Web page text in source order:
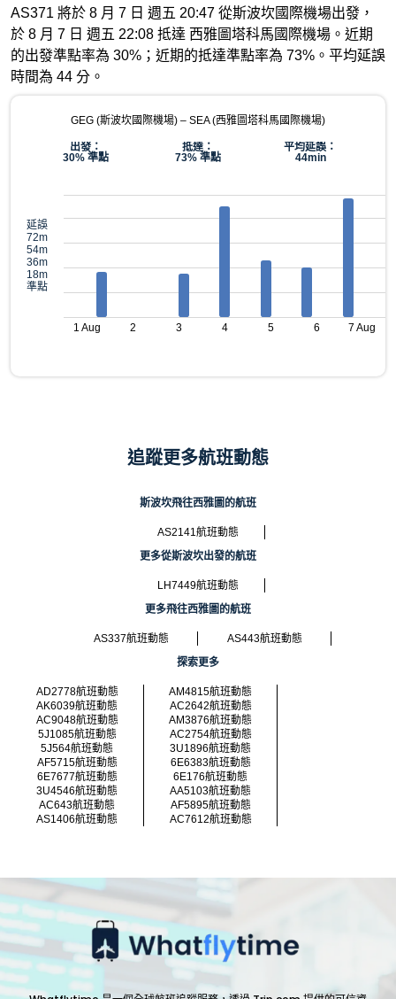
AS371 將於 8 月 7 日 週五 20:47 從斯波坎國際機場出發，
於 8 月 7 日 週五 22:08 抵達 西雅圖塔科馬國際機場。近期
的出發準點率為 30%；近期的抵達準點率為 73%。平均延誤
時間為 44 分。
GEG (斯波坎國際機場) – SEA (西雅圖塔科馬國際機場)
出發：
30% 準點
抵達：
73% 準點
平均延誤：
44min
延誤
72m
54m
36m
18m
準點
1 Aug 2 3 4 5 6 7 Aug
追蹤更多航班動態
斯波坎飛往西雅圖的航班
AS2141航班動態
更多從斯波坎出發的航班
LH7449航班動態
更多飛往西雅圖的航班
AS337航班動態
AS443航班動態
探索更多
AD2778航班動態
AM4815航班動態
AK6039航班動態
AC2642航班動態
AC9048航班動態
AM3876航班動態
5J1085航班動態
AC2754航班動態
5J564航班動態
3U1896航班動態
AF5715航班動態
6E6383航班動態
6E7677航班動態
6E176航班動態
3U4546航班動態
AA5103航班動態
AC643航班動態
AF5895航班動態
AS1406航班動態
AC7612航班動態